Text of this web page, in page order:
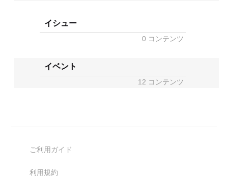
イシュー
0 コンテンツ
イベント
12 コンテンツ
ご利用ガイド
利用規約